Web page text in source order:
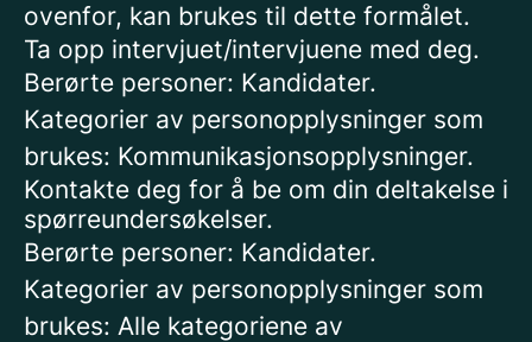
ovenfor, kan brukes til dette formålet.
Ta opp intervjuet/intervjuene med deg.
Berørte personer: Kandidater.
Kategorier av personopplysninger som
brukes: Kommunikasjonsopplysninger.
Kontakte deg for å be om din deltakelse i
spørreundersøkelser.
Berørte personer: Kandidater.
Kategorier av personopplysninger som
brukes: Alle kategoriene av